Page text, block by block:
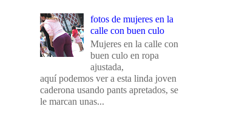
fotos de mujeres en la
calle con buen culo
Mujeres en la calle con
buen culo en ropa
ajustada,
aquí podemos ver a esta linda joven
caderona usando pants apretados, se
le marcan unas...